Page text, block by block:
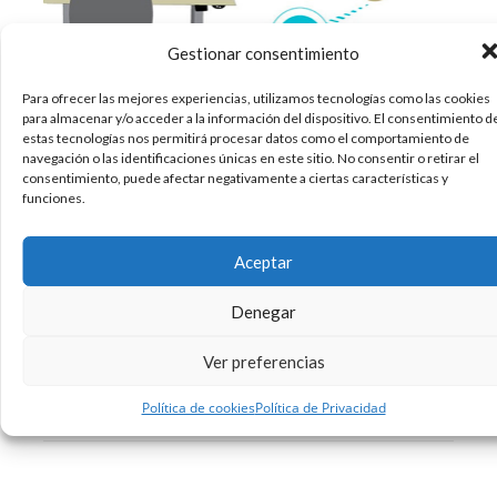
Gestionar consentimiento
Para ofrecer las mejores experiencias, utilizamos tecnologías como las cookies
para almacenar y/o acceder a la información del dispositivo. El consentimiento
estas tecnologías nos permitirá procesar datos como el comportamiento de
navegación o las identificaciones únicas en este sitio. No consentir o retirar el
consentimiento, puede afectar negativamente a ciertas características y
funciones.
Aceptar
Denegar
Ver preferencias
Política de cookiesPolítica de Privacidad
¿Sufren vuestros padres o abuelos -o, ya
puestos, vosotros- de vista cansada?
¿Hipermetropía? ¿Astigmatismo?… Pues eso no
es nada comparando con las carencias oculares
que la mayoría de los jóvenes actuales podrán
llegar a padecer al alcanzar una edad más que
madura. Y todo a